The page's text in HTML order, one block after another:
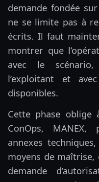
demande fondée
ne se limite pas à
écrits. Il faut
montrer que
avec le scénario,
l’exploitant et
disponibles.
Cette phase oblige
ConOps, MANEX,
annexes
moyens de
demande